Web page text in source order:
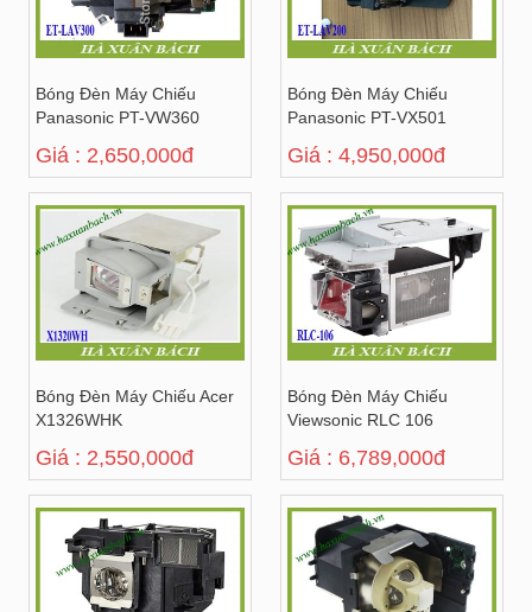
Bóng Đèn Máy Chiếu
Panasonic PT-VW360
Giá : 2,650,000đ
Bóng Đèn Máy Chiếu
Panasonic PT-VX501
Giá : 4,950,000đ
Bóng Đèn Máy Chiếu Acer
X1326WHK
Giá : 2,550,000đ
Bóng Đèn Máy Chiếu
Viewsonic RLC 106
Giá : 6,789,000đ